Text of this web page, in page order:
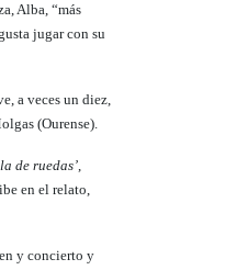
Alba, “más
jugar con su
a veces un diez,
(Ourense).
de ruedas’,
en el relato,
y concierto y